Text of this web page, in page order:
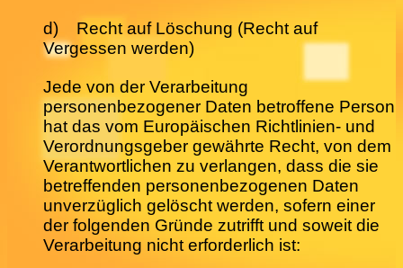
d) Recht auf Löschung (Recht auf
Vergessen werden)
Jede von der Verarbeitung
personenbezogener Daten betroffene Person
hat das vom Europäischen Richtlinien- und
Verordnungsgeber gewährte Recht, von dem
Verantwortlichen zu verlangen, dass die sie
betreffenden personenbezogenen Daten
unverzüglich gelöscht werden, sofern einer
der folgenden Gründe zutrifft und soweit die
Verarbeitung nicht erforderlich ist: